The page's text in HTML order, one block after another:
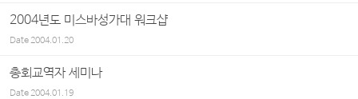
2004년도 미스바성가대 워크샵
Date2004.01.20
총회교역자 세미나
Date2004.01.19